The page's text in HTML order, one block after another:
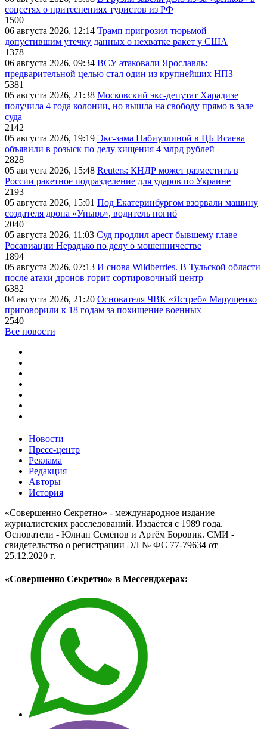
соцсетях о притеснениях туристов из РФ
1500
06 августа 2026, 12:14 Трамп пригрозил тюрьмой
допустившим утечку данных о нехватке ракет у США
1378
06 августа 2026, 09:34 ВСУ атаковали Ярославль:
предварительной целью стал один из крупнейших НПЗ
5381
05 августа 2026, 21:38 Московский экс-депутат Харадизе
получила 4 года колонии, но вышла на свободу прямо в зале
суда
2142
05 августа 2026, 19:19 Экс-зама Набиуллиной в ЦБ Исаева
объявили в розыск по делу хищения 4 млрд рублей
2828
05 августа 2026, 15:48 Reuters: КНДР может разместить в
России ракетное подразделение для ударов по Украине
2193
05 августа 2026, 15:01 Под Екатеринбургом взорвали машину
создателя дрона «Упырь», водитель погиб
2040
05 августа 2026, 11:03 Суд продлил арест бывшему главе
Росавиации Нерадько по делу о мошенничестве
1894
05 августа 2026, 07:13 И снова Wildberries. В Тульской области
после атаки дронов горит сортировочный центр
6382
04 августа 2026, 21:20 Основателя ЧВК «Ястреб» Марущенко
приговорили к 18 годам за похищение военных
2540
Все новости
Новости
Пресс-центр
Реклама
Редакция
Авторы
История
«Совершенно Секретно» - международное издание
журналистских расследований. Издаётся с 1989 года.
Основатели - Юлиан Семёнов и Артём Боровик. CМИ -
свидетельство о регистрации ЭЛ № ФС 77-79634 от
25.12.2020 г.
«Совершенно Секретно» в Мессенджерах: